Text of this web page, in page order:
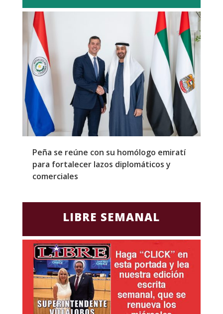
Peña se reúne con su homólogo emiratí
para fortalecer lazos diplomáticos y
comerciales
LIBRE SEMANAL